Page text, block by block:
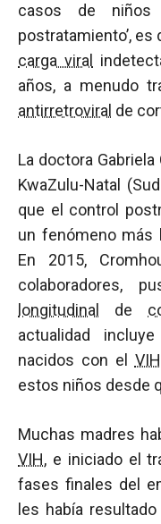
casos de niños
postratamiento’,
carga viral
años, a menudo
antirretroviral de
La doctora
KwaZulu-Natal
que el control
un fenómeno más
En 2015,
colaboradores,
longitudinal
de
actualidad
nacidos con el VIH
estos niños desde
Muchas madres
VIH, e iniciado el
fases finales del
les había